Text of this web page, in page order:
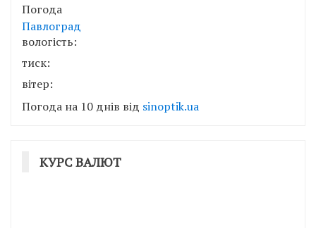
Погода
Павлоград
вологість:
тиск:
вітер:
Погода на 10 днів від sinoptik.ua
КУРС ВАЛЮТ